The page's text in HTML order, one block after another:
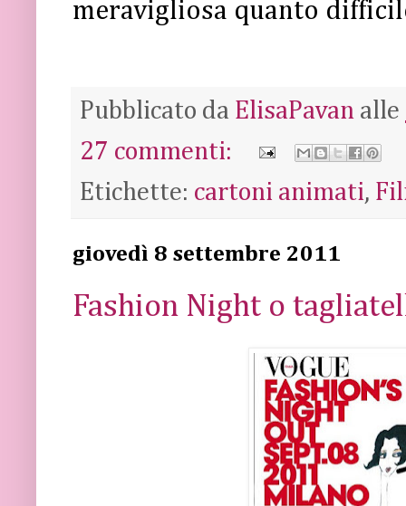
meravigliosa quanto
Pubblicato da ElisaPavan alle
27 commenti:
Etichette: cartoni animati,
giovedì 8 settembre 2011
Fashion Night o